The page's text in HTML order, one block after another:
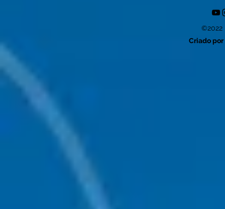
©2022
Criado por